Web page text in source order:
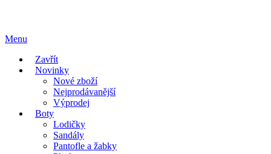
Menu
Zavřít
Novinky
Nové zboží
Nejprodávanější
Výprodej
Boty
Lodičky
Sandály
Pantofle a žabky